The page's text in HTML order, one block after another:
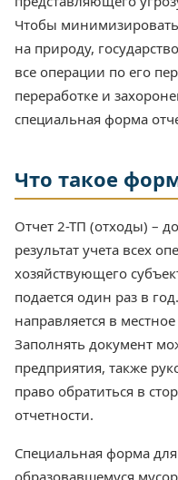
Чтобы минимизировать
на природу,
все операции по его
переработке и
специальная форма
Что такое
Отчет 2-ТП (отходы) –
результат учета всех
хозяйствующего
подается один раз в
направляется в
Заполнять документ
предприятия, также
право обратиться в
отчетности.
Специальная форма
образовавшемуся